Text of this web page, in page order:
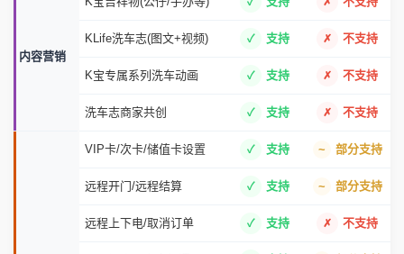
KLife洗车志(图文+视频) 支持 不支持
K宝专属系列洗车动画 支持 不支持
洗车志商家共创 支持 不支持
VIP卡/次卡/储值卡设置 支持 部分支持
远程开门/远程结算 支持 部分支持
远程上下电/取消订单 支持 不支持
不同门店开启余额通用 支持 部分支持